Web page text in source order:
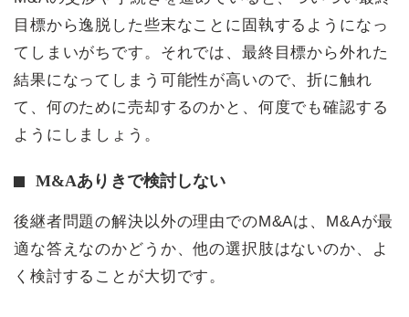
目標から逸脱した些末なことに固執するようになっ
てしまいがちです。それでは、最終目標から外れた
結果になってしまう可能性が高いので、折に触れ
て、何のために売却するのかと、何度でも確認する
ようにしましょう。
M&Aありきで検討しない
後継者問題の解決以外の理由でのM&Aは、M&Aが最
適な答えなのかどうか、他の選択肢はないのか、よ
く検討することが大切です。